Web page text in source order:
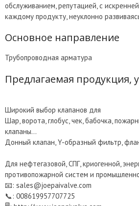
обслуживанием, репутацией, с
каждому продукту, неуклонно
Основное направление
Трубопроводная арматура
Предлагаемая продукция,
Широкий выбор клапанов для
Шар, ворота, глобус, чек, бабочка,
клапаны…
Донный клапан, Y-образный фильтр,
Для нефтегазовой, СПГ, криогенной,
противопожарной систем и
📧: sales@joepaivalve.com
📞: 008619957707725